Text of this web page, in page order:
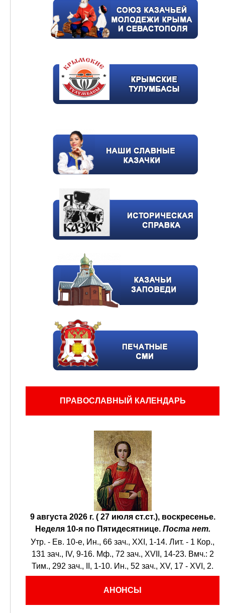
ПРАВОСЛАВНЫЙ КАЛЕНДАРЬ
9 августа 2026 г. ( 27 июля ст.ст.), воскресенье.
Неделя 10-я по Пятидесятнице. Поста нет.
Утр. - Ев. 10-е, Ин., 66 зач., XXI, 1-14. Лит. - 1 Кор.,
131 зач., IV, 9-16. Мф., 72 зач., XVII, 14-23. Вмч.: 2
Тим., 292 зач., II, 1-10. Ин., 52 зач., XV, 17 - XVI, 2.
АНОНСЫ